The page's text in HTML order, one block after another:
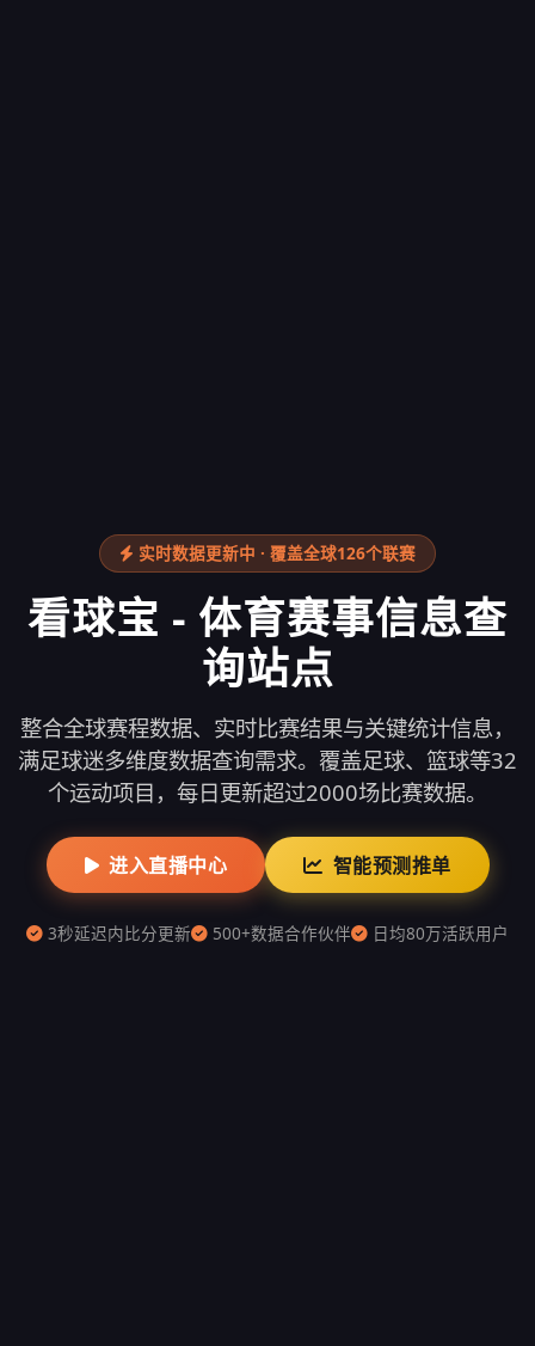
实时数据更新中 · 覆盖全球126个联赛
看球宝 - 体育赛事信息查
询站点
整合全球赛程数据、实时比赛结果与关键统计信息，
满足球迷多维度数据查询需求。覆盖足球、篮球等32
个运动项目，每日更新超过2000场比赛数据。
进入直播中心 智能预测推单
3秒延迟内比分更新 500+数据合作伙伴 日均80万活跃用户